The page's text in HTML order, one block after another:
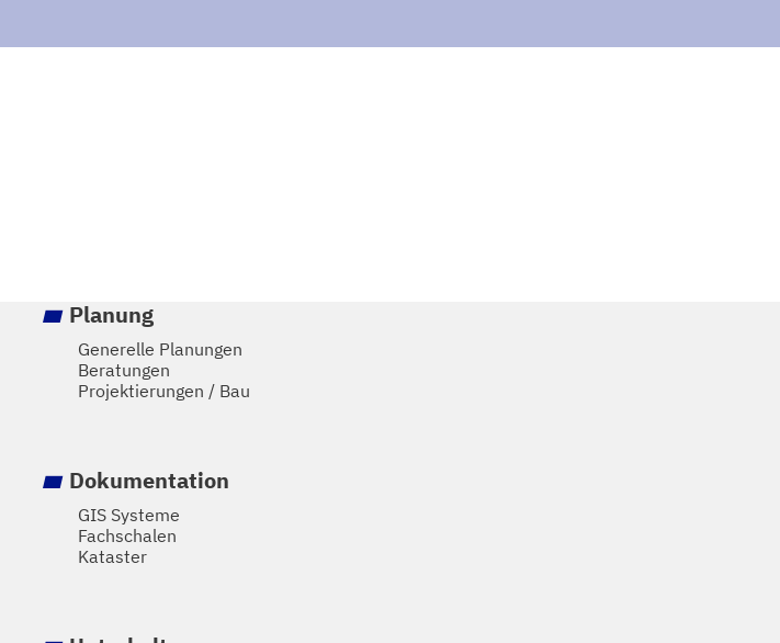
Planung
Generelle Planungen
Beratungen
Projektierungen / Bau
Dokumentation
GIS Systeme
Fachschalen
Kataster